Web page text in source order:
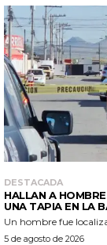
DESTACADA
HALLAN A
UNA TAPIA EN LA
Un hombre fue
5 de agosto de 2026